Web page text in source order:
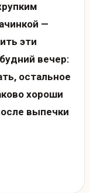
—
эти
вечер:
остальное
хороши
выпечки